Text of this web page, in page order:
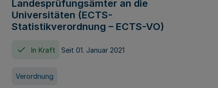
Landesprüfungsämter an die
Universitäten (ECTS-
Statistikverordnung – ECTS-VO)
In Kraft Seit 01. Januar 2021
Verordnung